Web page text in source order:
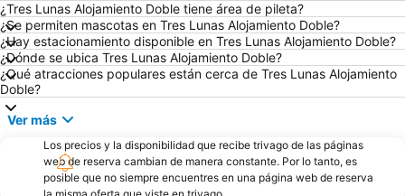
¿Tres Lunas Alojamiento Doble tiene área de pileta?
¿Se permiten mascotas en Tres Lunas Alojamiento Doble?
¿Hay estacionamiento disponible en Tres Lunas Alojamiento Doble?
¿Dónde se ubica Tres Lunas Alojamiento Doble?
¿Qué atracciones populares están cerca de Tres Lunas Alojamiento
Doble?
Ver más
Los precios y la disponibilidad que recibe trivago de las páginas
web de reserva cambian de manera constante. Por lo tanto, es
posible que no siempre encuentres en una página web de reserva